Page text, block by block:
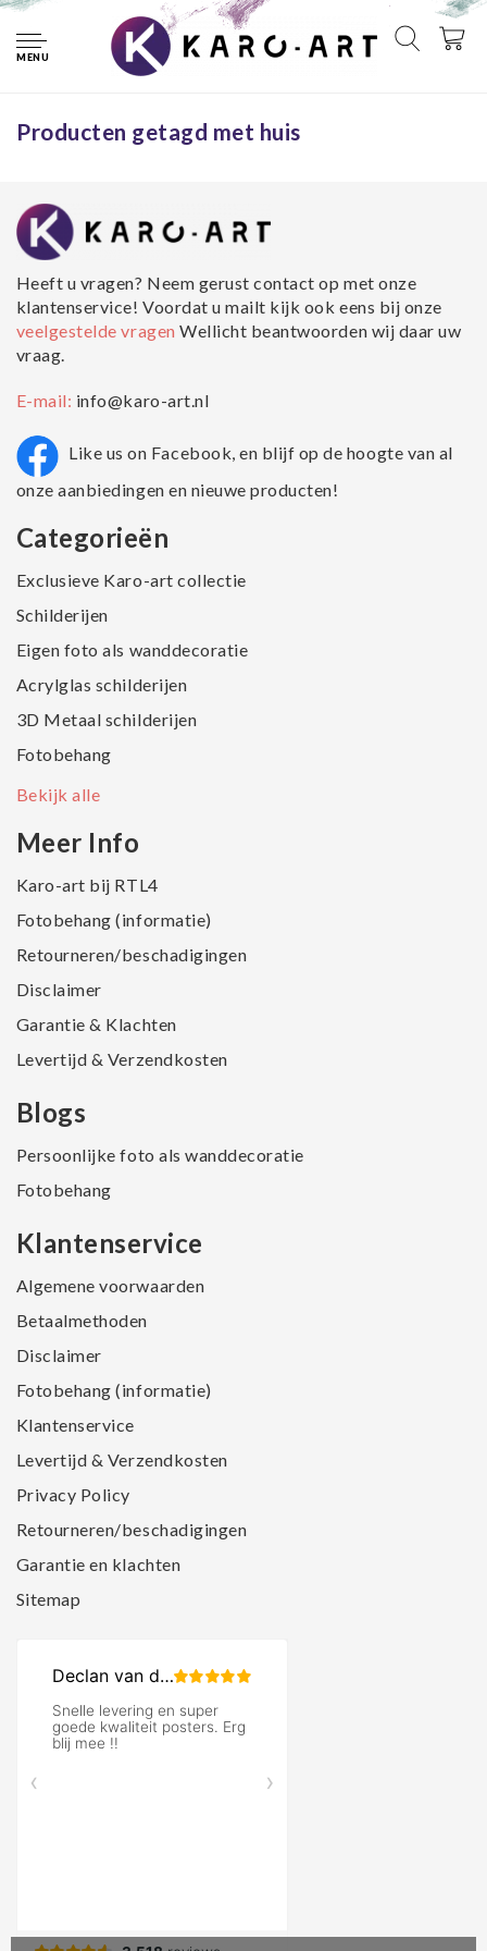
MENU
huis
Geen producten gevonden!...
Producten getagd met huis
Heeft u vragen? Neem gerust contact op met onze
klantenservice! Voordat u mailt kijk ook eens bij onze
veelgestelde vragenWellicht beantwoorden wij daar uw
vraag.
E-mail: info@karo-art.nl
Like us on Facebook, en blijf op de hoogte van al
onze aanbiedingen en nieuwe producten!
Categorieën
Exclusieve Karo-art collectie
Schilderijen
Eigen foto als wanddecoratie
Acrylglas schilderijen
3D Metaal schilderijen
Fotobehang
Bekijk alle
Meer Info
Karo-art bij RTL4
Fotobehang (informatie)
Retourneren/beschadigingen
Disclaimer
Garantie & Klachten
Levertijd & Verzendkosten
Blogs
Persoonlijke foto als wanddecoratie
Fotobehang
Klantenservice
Algemene voorwaarden
Betaalmethoden
Disclaimer
Fotobehang (informatie)
Klantenservice
Levertijd & Verzendkosten
Privacy Policy
Retourneren/beschadigingen
Garantie en klachten
Sitemap